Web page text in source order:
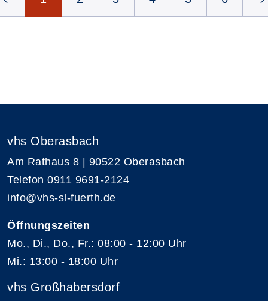
vhs Oberasbach
Am Rathaus 8 | 90522 Oberasbach
Telefon 0911 9691-2124
info@vhs-sl-fuerth.de
Öffnungszeiten
Mo., Di., Do., Fr.: 08:00 - 12:00 Uhr
Mi.: 13:00 - 18:00 Uhr
vhs Großhabersdorf